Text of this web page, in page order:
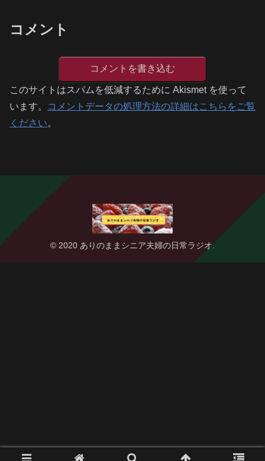
コメント
コメントを書き込む
このサイトはスパムを低減するために Akismet を使って
います。
コメントデータの処理方法の詳細はこちらをご覧
ください。
© 2020 ありのままシニア夫婦の日常ラジオ.